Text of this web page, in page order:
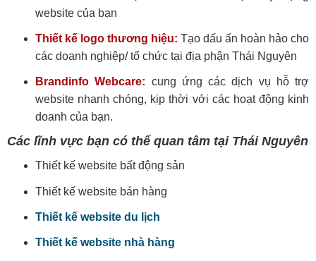
website của bạn
Thiết kế logo thương hiệu: Tạo dấu ấn hoàn hảo cho
các doanh nghiệp/ tổ chức tại địa phận Thái Nguyên
Brandinfo Webcare: cung ứng các dịch vụ hỗ trợ
website nhanh chóng, kịp thời với các hoạt động kinh
doanh của bạn.
Các lĩnh vực bạn có thể quan tâm tại Thái Nguyên
Thiết kế website bất động sản
Thiết kế website bán hàng
Thiết kế website du lịch
Thiết kế website nhà hàng